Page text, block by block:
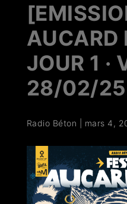
AUCARD
JOUR 1 ·
28/02/25
Radio Béton mars 4,